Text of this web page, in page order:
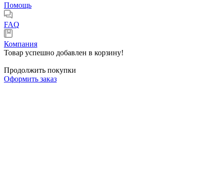
Помощь
FAQ
Компания
Товар успешно добавлен в корзину!
Продолжить покупки
Оформить заказ